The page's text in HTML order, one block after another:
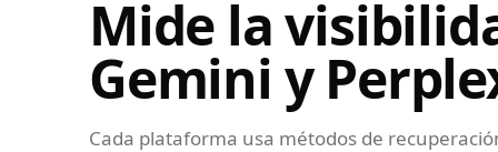
Mide la
Gemini y
Cada plataforma usa métodos de